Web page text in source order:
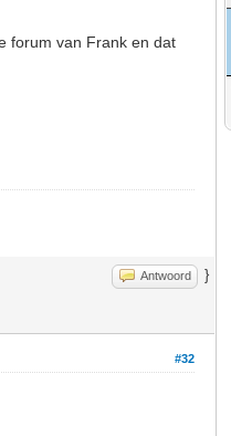
forum van Frank en dat
Antwoord }
#32